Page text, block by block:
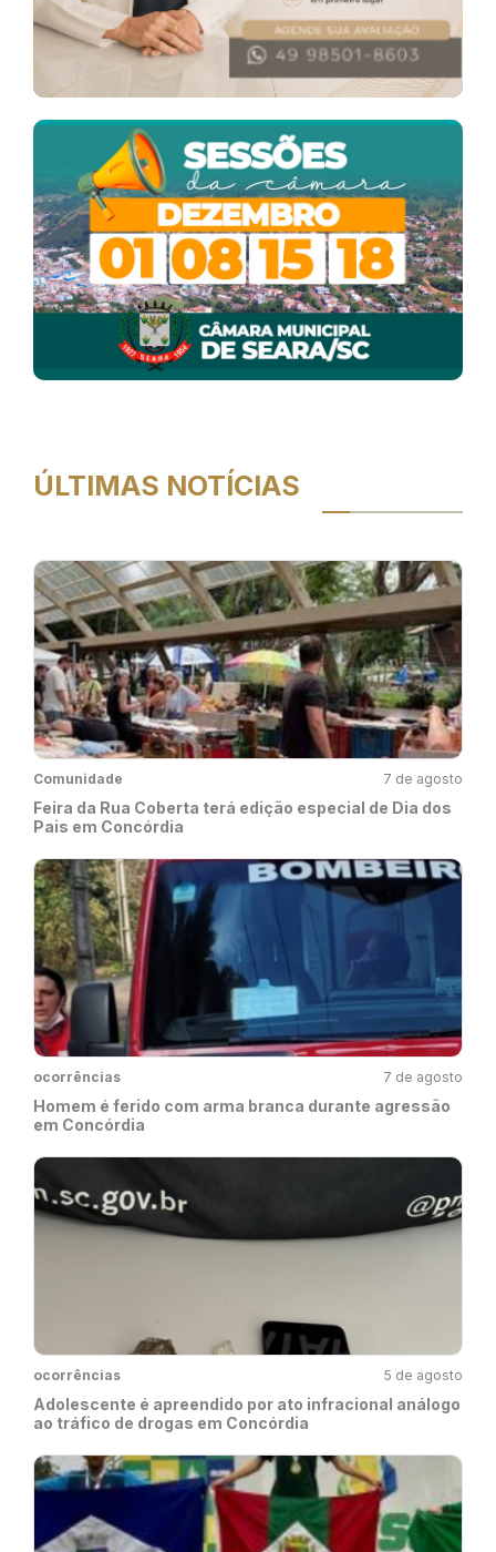
ÚLTIMAS NOTÍCIAS
Comunidade 7 de agosto
Feira da Rua Coberta terá edição especial de Dia dos
Pais em Concórdia
ocorrências 7 de agosto
Homem é ferido com arma branca durante agressão
em Concórdia
ocorrências 5 de agosto
Adolescente é apreendido por ato infracional análogo
ao tráfico de drogas em Concórdia